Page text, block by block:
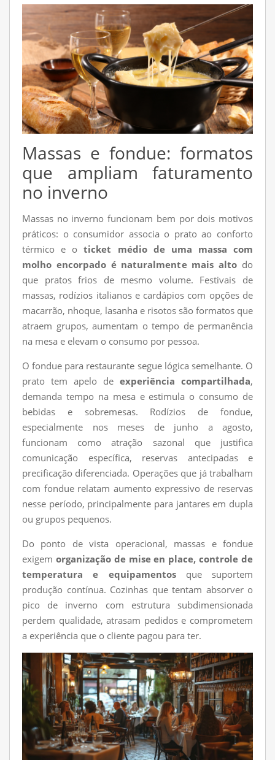
Massas e fondue: formatos
que ampliam faturamento
no inverno
Massas no inverno funcionam bem por dois motivos
práticos: o consumidor associa o prato ao conforto
térmico e oticket médio de uma massa com
molho encorpado é naturalmente mais alto do
que pratos frios de mesmo volume. Festivais de
massas, rodízios italianos e cardápios com opções de
macarrão, nhoque, lasanha e risotos são formatos que
atraem grupos, aumentam o tempo de permanência
na mesa e elevam o consumo por pessoa.
O fondue para restaurante segue lógica semelhante. O
prato tem apelo de experiência compartilhada,
demanda tempo na mesa e estimula o consumo de
bebidas e sobremesas. Rodízios de fondue,
especialmente nos meses de junho a agosto,
funcionam como atração sazonal que justifica
comunicação específica, reservas antecipadas e
precificação diferenciada. Operações que já trabalham
com fondue relatam aumento expressivo de reservas
nesse período, principalmente para jantares em dupla
ou grupos pequenos.
Do ponto de vista operacional, massas e fondue
exigem organização de mise en place, controle de
temperatura e equipamentosque suportem
produção contínua. Cozinhas que tentam absorver o
pico de inverno com estrutura subdimensionada
perdem qualidade, atrasam pedidos e comprometem
a experiência que o cliente pagou para ter.